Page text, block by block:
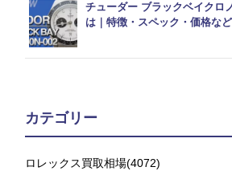
チューダー ブラックベイクロ
は｜特徴・スペック・価格など
カテゴリー
ロレックス買取相場(4072)